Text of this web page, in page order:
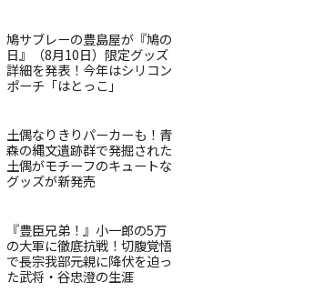
鳩サブレーの豊島屋が『鳩の
日』（8月10日）限定グッズ
詳細を発表！今年はシリコン
ポーチ「はとっこ」
土偶なりきりパーカーも！青
森の縄文遺跡群で発掘された
土偶がモチーフのキュートな
グッズが新発売
『豊臣兄弟！』小一郎の5万
の大軍に徹底抗戦！切腹覚悟
で長宗我部元親に降伏を迫っ
た武将・谷忠澄の生涯